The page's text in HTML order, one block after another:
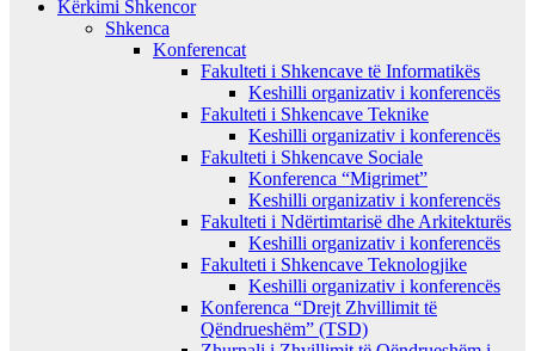
Kërkimi Shkencor
Shkenca
Konferencat
Fakulteti i Shkencave të Informatikës
Keshilli organizativ i konferencës
Fakulteti i Shkencave Teknike
Keshilli organizativ i konferencës
Fakulteti i Shkencave Sociale
Konferenca “Migrimet”
Keshilli organizativ i konferencës
Fakulteti i Ndërtimtarisë dhe Arkitekturës
Keshilli organizativ i konferencës
Fakulteti i Shkencave Teknologjike
Keshilli organizativ i konferencës
Konferenca “Drejt Zhvillimit të
Qëndrueshëm” (TSD)